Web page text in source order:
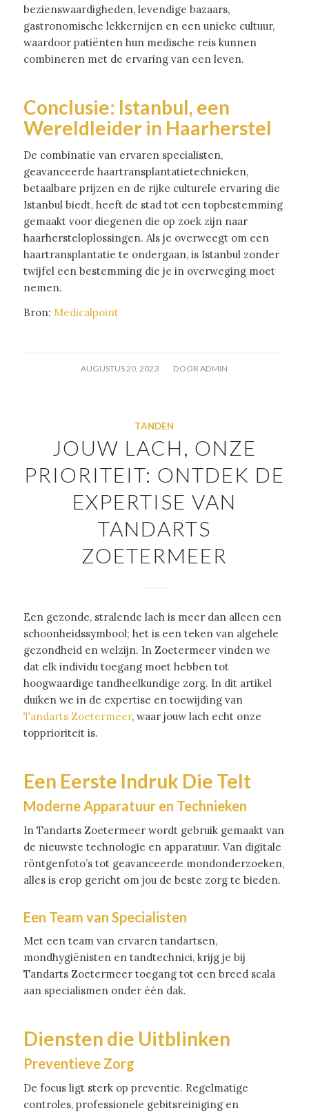
bezienswaardigheden, levendige bazaars,
gastronomische lekkernijen en een unieke cultuur,
waardoor patiënten hun medische reis kunnen
combineren met de ervaring van een leven.
Conclusie: Istanbul, een
Wereldleider in Haarherstel
De combinatie van ervaren specialisten,
geavanceerde haartransplantatietechnieken,
betaalbare prijzen en de rijke culturele ervaring die
Istanbul biedt, heeft de stad tot een topbestemming
gemaakt voor diegenen die op zoek zijn naar
haarhersteloplossingen. Als je overweegt om een
haartransplantatie te ondergaan, is Istanbul zonder
twijfel een bestemming die je in overweging moet
nemen.
Bron: Medicalpoint
AUGUSTUS 20, 2023
/ DOORADMIN
TANDEN
JOUW LACH, ONZE
PRIORITEIT: ONTDEK DE
EXPERTISE VAN
TANDARTS
ZOETERMEER
Een gezonde, stralende lach is meer dan alleen een
schoonheidssymbool; het is een teken van algehele
gezondheid en welzijn. In Zoetermeer vinden we
dat elk individu toegang moet hebben tot
hoogwaardige tandheelkundige zorg. In dit artikel
duiken we in de expertise en toewijding van
Tandarts Zoetermeer, waar jouw lach echt onze
topprioriteit is.
Een Eerste Indruk Die Telt
Moderne Apparatuur en Technieken
In Tandarts Zoetermeer wordt gebruik gemaakt van
de nieuwste technologie en apparatuur. Van digitale
röntgenfoto’s tot geavanceerde mondonderzoeken,
alles is erop gericht om jou de beste zorg te bieden.
Een Team van Specialisten
Met een team van ervaren tandartsen,
mondhygiënisten en tandtechnici, krijg je bij
Tandarts Zoetermeer toegang tot een breed scala
aan specialismen onder één dak.
Diensten die Uitblinken
Preventieve Zorg
De focus ligt sterk op preventie. Regelmatige
controles, professionele gebitsreiniging en